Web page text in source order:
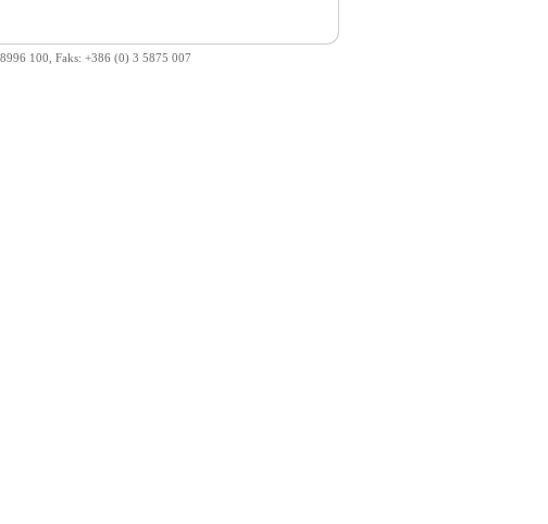
100, Faks: +386 (0) 3 5875 007